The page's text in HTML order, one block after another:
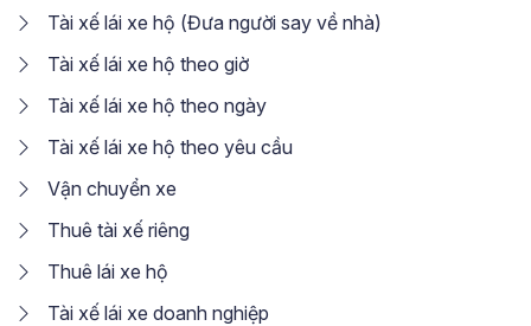
Tài xế lái xe hộ (Đưa người say về nhà)
Tài xế lái xe hộ theo giờ
Tài xế lái xe hộ theo ngày
Tài xế lái xe hộ theo yêu cầu
Vận chuyển xe
Thuê tài xế riêng
Thuê lái xe hộ
Tài xế lái xe doanh nghiệp